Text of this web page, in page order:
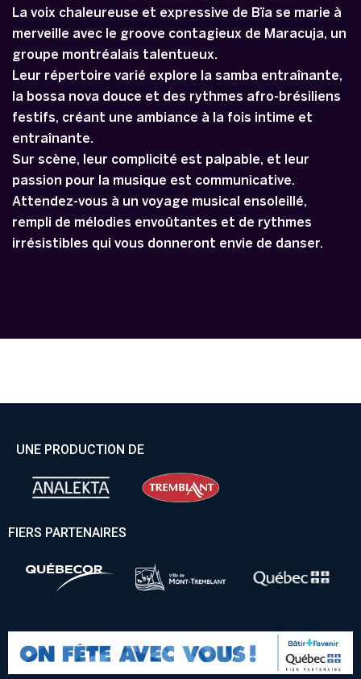
La voix chaleureuse et expressive de Bïa se marie à
merveille avec le groove contagieux de Maracuja, un
groupe montréalais talentueux.
Leur répertoire varié explore la samba entraînante,
la bossa nova douce et des rythmes afro-brésiliens
festifs, créant une ambiance à la fois intime et
entraînante.
Sur scène, leur complicité est palpable, et leur
passion pour la musique est communicative.
Attendez-vous à un voyage musical ensoleillé,
rempli de mélodies envoûtantes et de rythmes
irrésistibles qui vous donneront envie de danser.
UNE PRODUCTION DE
FIERS PARTENAIRES